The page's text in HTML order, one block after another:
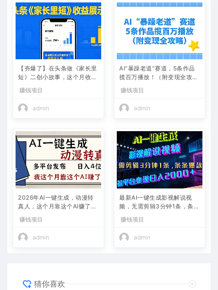
【夯爆了】在头条做《家长里
短》二创小故事，这个月收益
2w+
赚钱项目
admin
AI“暴躁老道”赛道，5条作品
揽百万播放！（附变现全攻
略）
赚钱项目
admin
2026年AI一键生成，动漫转
真人，这个月靠这个AI赚了2
赚钱项目
admin
最新AI一键生成影视解说视
频，无需剪辑3分钟1条，条条
+
赚钱项目
admin
猜你喜欢